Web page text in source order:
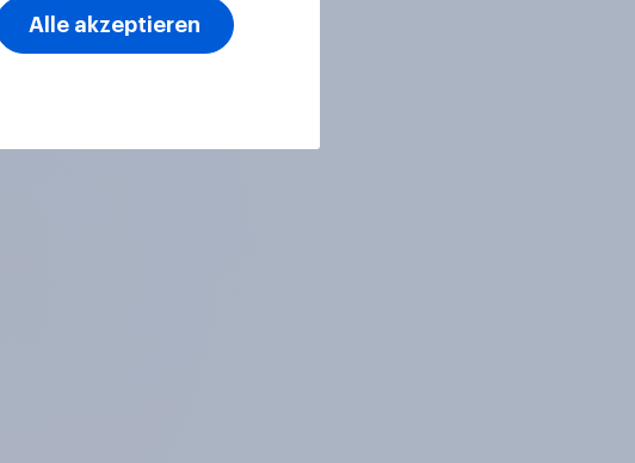
Alle akzeptieren